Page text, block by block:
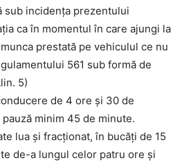
sub incidența prezentului
ca în momentul în care ajungi la
prestată pe vehiculul ce nu
561 sub formă de
5)
de 4 ore și 30 de
minim 45 de minute.
lua și fracționat, în bucăți de 15
de-a lungul celor patru ore și